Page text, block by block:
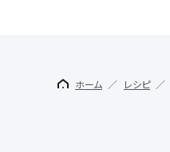
ホーム レシピ